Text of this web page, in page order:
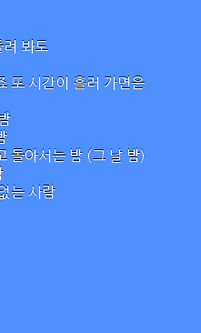
려 봐도
또 시간이 흘러 가면은
돌아서는 밤 (그 날 밤)
는 사람